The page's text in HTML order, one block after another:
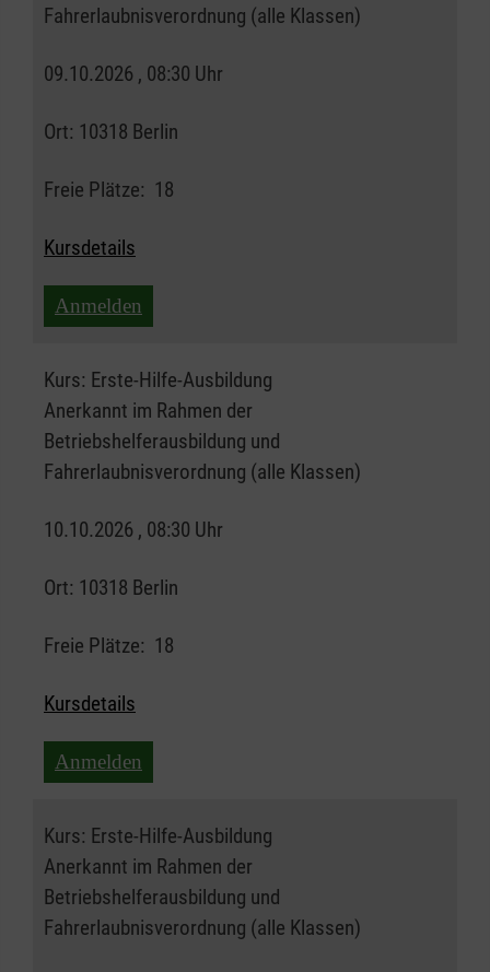
Fahrerlaubnisverordnung (alle Klassen)
09.10.2026 , 08:30 Uhr
Ort: 10318 Berlin
Freie Plätze: 18
Kursdetails
Anmelden
Kurs: Erste-Hilfe-Ausbildung
Anerkannt im Rahmen der
Betriebshelferausbildung und
Fahrerlaubnisverordnung (alle Klassen)
10.10.2026 , 08:30 Uhr
Ort: 10318 Berlin
Freie Plätze: 18
Kursdetails
Anmelden
Kurs: Erste-Hilfe-Ausbildung
Anerkannt im Rahmen der
Betriebshelferausbildung und
Fahrerlaubnisverordnung (alle Klassen)